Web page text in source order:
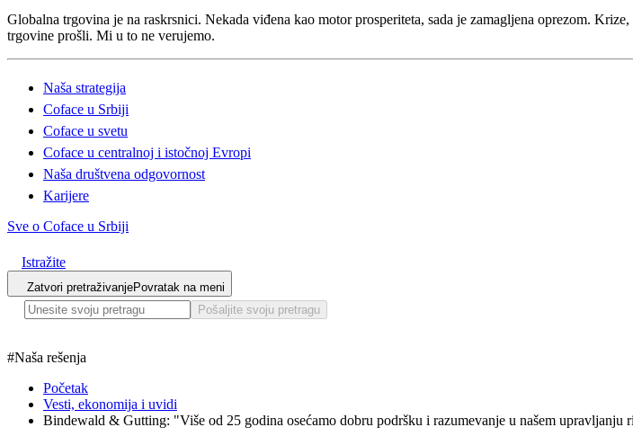
Globalna trgovina je na raskrsnici. Nekada viđena kao motor prosperiteta, sada je zamagljena oprezom.
trgovine prošli. Mi u to ne verujemo.
Naša strategija
Coface u Srbiji
Coface u svetu
Coface u centralnoj i istočnoj Evropi
Naša društvena odgovornost
Karijere
Sve o Coface u Srbiji
Istražite
Zatvori pretraživanjePovratak na meni
Pošaljite svoju pretragu
#Naša rešenja
Početak
Vesti, ekonomija i uvidi
Bindewald & Gutting: "Više od 25 godina osećamo dobru podršku i razumevanje u našem upravljanju